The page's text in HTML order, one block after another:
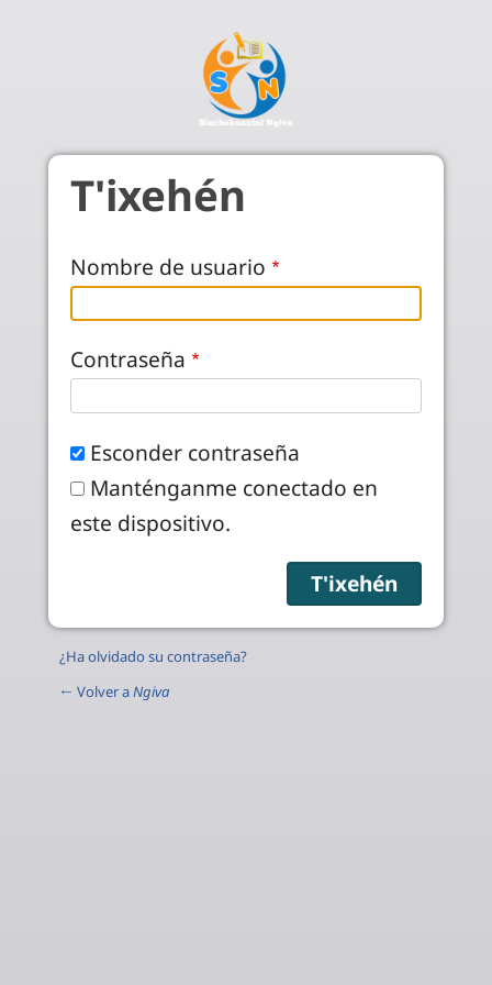
T'ixehén
Nombre de usuario
Contraseña
Esconder contraseña
Manténganme conectado en
este dispositivo.
¿Ha olvidado su contraseña?
← Volver aNgiva